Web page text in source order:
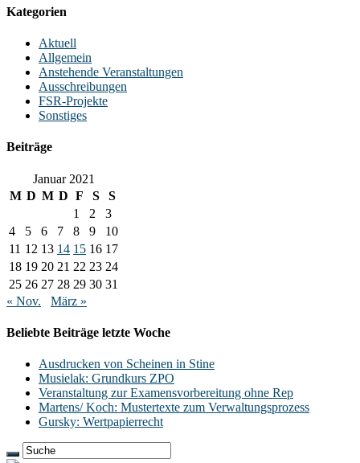
Kategorien
Aktuell
Allgemein
Anstehende Veranstaltungen
Ausschreibungen
FSR-Projekte
Sonstiges
Beiträge
Januar 2021
M D M D F S
S
1
2
3
4
5 6 7 8 9
10
11 12 13 14 15 16 17
18 19 20 21 22 23 24
25 26 27 28 29 30 31
« Nov.
März »
Beliebte Beiträge letzte Woche
Ausdrucken von Scheinen in Stine
Musielak: Grundkurs ZPO
Veranstaltung zur Examensvorbereitung ohne Rep
Martens/ Koch: Mustertexte zum Verwaltungsprozess
Gursky: Wertpapierrecht